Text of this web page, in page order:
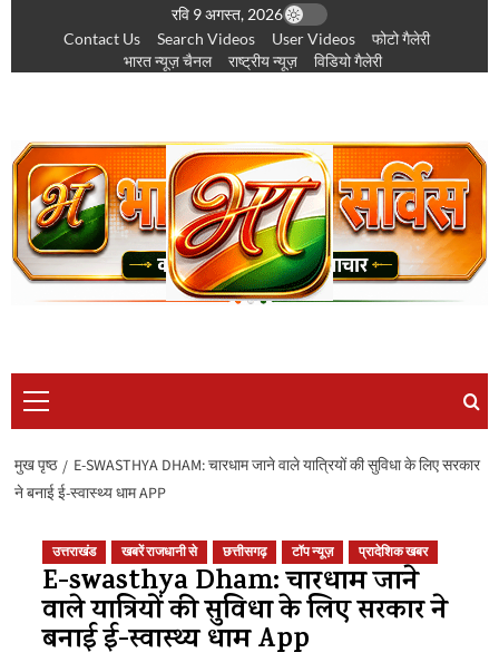
पर
रवि 9 अगस्त, 2026
Contact Us
Search Videos User Videos
फोटो गैलेरी
भारत न्यूज़ चैनल
राष्ट्रीय न्यूज़ विडियो गैलेरी
सूची
मुख पृष्ठ
E-SWASTHYA DHAM: चारधाम जाने वाले यात्रियों की सुविधा के लिए सरकार
ने बनाई ई-स्वास्थ्य धाम APP
उत्तराखंड खबरें राजधानी से छत्तीसगढ़ टॉप न्यूज़ प्रादेशिक खबर
E-swasthya Dham: चारधाम जाने
वाले यात्रियों की सुविधा के लिए सरकार ने
बनाई ई-स्वास्थ्य धाम App